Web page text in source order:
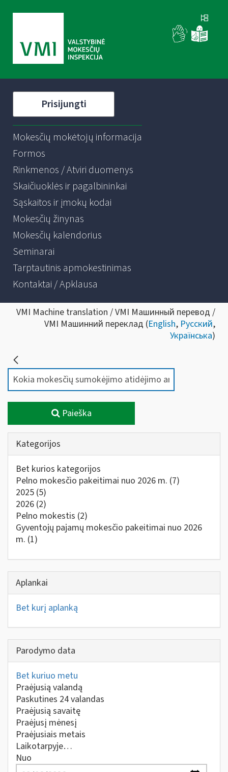
Prisijungti
Mokesčių mokėtojų informacija
Formos
Rinkmenos / Atviri duomenys
Skaičiuoklės ir pagalbininkai
Sąskaitos ir įmokų kodai
Mokesčių žinynas
Mokesčių kalendorius
Seminarai
Tarptautinis apmokestinimas
Kontaktai / Apklausa
VMI Machine translation / VMI Машинный перевод /
VMI Машинний переклад (English, Русский,
Українська)
Paieška
Kategorijos
Bet kurios kategorijos
Pelno mokesčio pakeitimai nuo 2026 m. (7)
2025 (5)
2026 (2)
Pelno mokestis (2)
Gyventojų pajamų mokesčio pakeitimai nuo 2026
m. (1)
Aplankai
Bet kurį aplanką
Parodymo data
Bet kuriuo metu
Praėjusią valandą
Paskutines 24 valandas
Praėjusią savaitę
Praėjusį mėnesį
Praėjusiais metais
Laikotarpyje…
Nuo